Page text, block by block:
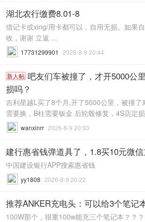
湖北农行缴费8.01-8
借记卡或xing/用卡都可以，自用无损。如果
收，谢谢 立返 ...
17731299901 2026-8-9 20:44
新人帖 吧友们车被撞了，才开5000公
损吗？
吉利星越L买了8个月,开了5000公里，被撞了
需要换，B柱需要钣金 后轮毂修复，4S店定
wanxinrr 2026-8-9 20:33
建行惠省钱弹道具了，1.8买10元微
中国建设银行APP搜索惠省钱
yy1808 2026-8-9 20:22
推荐ANKER充电头：可以给3个笔记
100W那个，很重100w能充三个笔记本？？